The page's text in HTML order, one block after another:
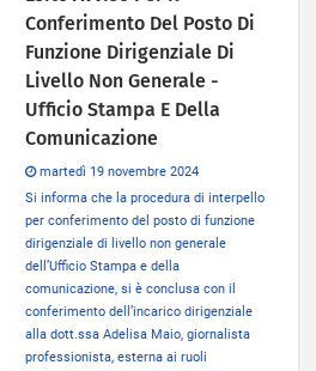
Conferimento Del Posto Di
Funzione Dirigenziale Di
Livello Non Generale -
Ufficio Stampa E Della
Comunicazione
martedì 19 novembre 2024
Si informa che la procedura di interpello
per conferimento del posto di funzione
dirigenziale di livello non generale
dell’Ufficio Stampa e della
comunicazione, si è conclusa con il
conferimento dell’incarico dirigenziale
alla dott.ssa Adelisa Maio, giornalista
professionista, esterna ai ruoli